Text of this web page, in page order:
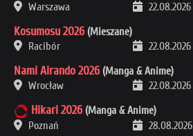
Warszawa
22.08.2026
Kosumosu 2026 (Mieszane)
Racibór
22.08.2026
Nami Airando 2026 (Manga & Anime)
Wrocław
22.08.2026
Hikari 2026 (Manga & Anime)
Poznań
28.08.2026